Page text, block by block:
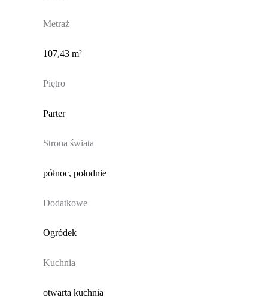
Metraż
107,43 m²
Piętro
Parter
Strona świata
północ, południe
Dodatkowe
Ogródek
Kuchnia
otwarta kuchnia